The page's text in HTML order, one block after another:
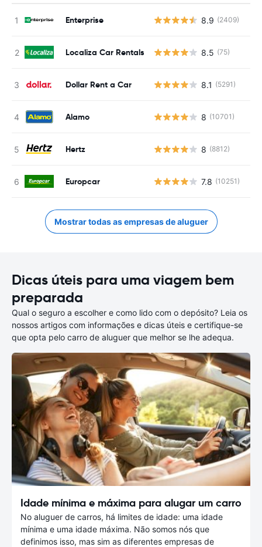
Enterprise 8.9 (2409)
Localiza Car Rentals 8.5 (75)
Dollar Rent a Car 8.1 (5291)
Alamo 8 (10701)
Hertz 8 (8812)
Europcar 7.8 (10251)
Mostrar todas as empresas de aluguer
Dicas úteis para uma viagem bem
preparada
Qual o seguro a escolher e como lido com o depósito? Leia os
nossos artigos com informações e dicas úteis e certifique-se
que opta pelo carro de aluguer que melhor se lhe adequa.
Idade mínima e máxima para alugar um carro
No aluguer de carros, há limites de idade: uma idade
mínima e uma idade máxima. Não somos nós que
definimos isso, mas sim as diferentes empresas de